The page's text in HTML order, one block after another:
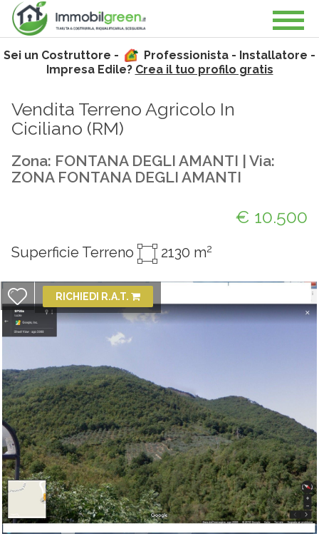
Sei un Costruttore -
Professionista - Installatore -
Impresa Edile? Crea il tuo profilo gratis
Vendita Terreno Agricolo In
Ciciliano (RM)
Zona: FONTANA DEGLI AMANTI | Via:
ZONA FONTANA DEGLI AMANTI
€ 10.500
Superficie Terreno 2130 m2
RICHIEDI R.A.T.